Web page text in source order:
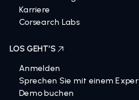
Karriere
Corsearch Labs
LOS GEHT’S
Anmelden
Sprechen Sie mit einem
Demo buchen